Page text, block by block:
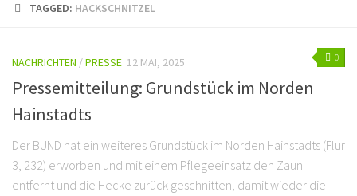
Links
Datenschutzerklärung
TAGGED: HACKSCHNITZEL
0
NACHRICHTEN /PRESSE 12 MAI, 2025
Pressemitteilung: Grundstück im Norden
Hainstadts
Der BUND hat ein weiteres Grundstück im Norden Hainstadts (Flur
3, 232) erworben und mit einem Pflegeeinsatz den Zaun
entfernt und die Hecke zurück geschnitten, damit wieder die